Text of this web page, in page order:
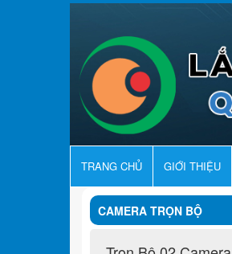
TRANG CHỦ GIỚI THIỆU
CAMERA TRỌN BỘ